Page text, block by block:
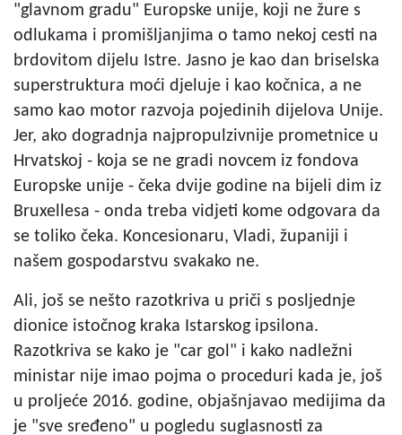
"glavnom gradu" Europske unije, koji ne žure s
odlukama i promišljanjima o tamo nekoj cesti na
brdovitom dijelu Istre. Jasno je kao dan briselska
superstruktura moći djeluje i kao kočnica, a ne
samo kao motor razvoja pojedinih dijelova Unije.
Jer, ako dogradnja najpropulzivnije prometnice u
Hrvatskoj - koja se ne gradi novcem iz fondova
Europske unije - čeka dvije godine na bijeli dim iz
Bruxellesa - onda treba vidjeti kome odgovara da
se toliko čeka. Koncesionaru, Vladi, županiji i
našem gospodarstvu svakako ne.
Ali, još se nešto razotkriva u priči s posljednje
dionice istočnog kraka Istarskog ipsilona.
Razotkriva se kako je "car gol" i kako nadležni
ministar nije imao pojma o proceduri kada je, još
u proljeće 2016. godine, objašnjavao medijima da
je "sve sređeno" u pogledu suglasnosti za